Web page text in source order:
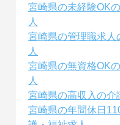
宮崎県の未経験OK
人
宮崎県の管理職求人
人
宮崎県の無資格OK
人
宮崎県の高収入の介
宮崎県の年間休日